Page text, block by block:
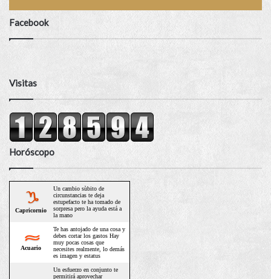
Facebook
Visitas
Horóscopo